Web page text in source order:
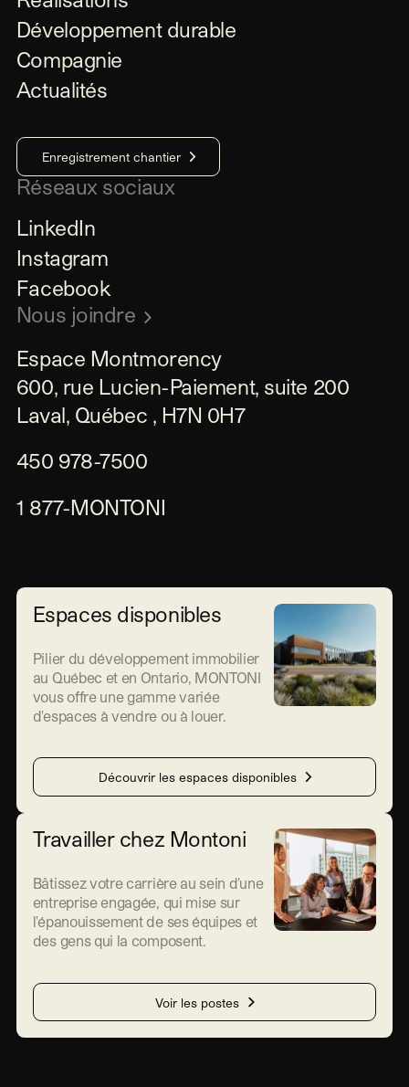
Développement durable
Compagnie
Actualités
Enregistrement chantier
Réseaux sociaux
LinkedIn
Instagram
Facebook
Nous joindre
Espace Montmorency
600, rue Lucien-Paiement, suite 200
Laval, Québec , H7N 0H7
450 978-7500
1 877-MONTONI
Espaces disponibles
Pilier du développement immobilier
au Québec et en Ontario, MONTONI
vous offre une gamme variée
d'espaces à vendre ou à louer.
Découvrir les espaces disponibles
Travailler chez Montoni
Bâtissez votre carrière au sein d'une
entreprise engagée, qui mise sur
l'épanouissement de ses équipes et
des gens qui la composent.
Voir les postes